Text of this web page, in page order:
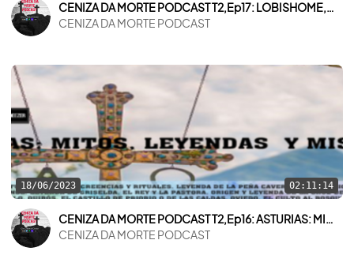
CENIZA DA MORTE PODCAST T2,Ep17: LOBISHOME, LLOBERU, LOBIZÓN, LUPO MANNARO, LOUP GAROU, HOMBRES LOBO
CENIZA DA MORTE PODCAST
18/06/2023 02:11:14
CENIZA DA MORTE PODCAST T2,Ep16: ASTURIAS: MITOS, LEYENDAS Y MISTERIOS
CENIZA DA MORTE PODCAST